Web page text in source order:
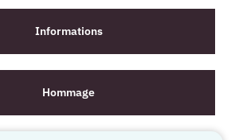
Informations
Hommage